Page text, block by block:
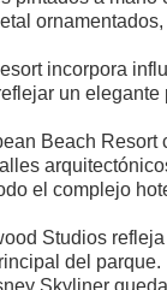
incorpora
un elegante
Beach Resort
el complejo
Studios
del parque.